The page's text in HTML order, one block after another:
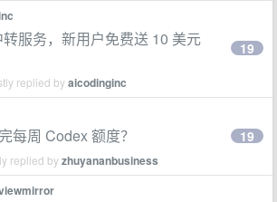
服务，新用户免费送 10 美元
replied byaicodinginc
19
每周 Codex 额度？
replied byzhuyananbusiness
19